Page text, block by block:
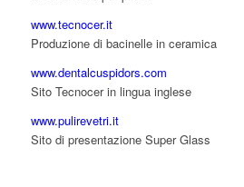
www.tecnocer.it
Produzione di bacinelle in ceramica
www.dentalcuspidors.com
Sito Tecnocer in lingua inglese
www.pulirevetri.it
Sito di presentazione Super Glass